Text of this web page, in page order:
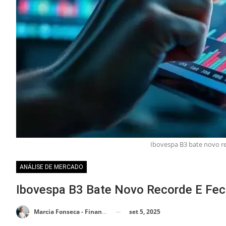
Ibovespa B3 bate novo
ANÁLISE DE MERCADO
Ibovespa B3 Bate Novo Recorde E
Marcia Fonseca - Financial Consultant set 5, 2025